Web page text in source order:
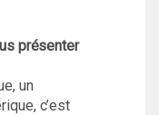
présenter
un
c’est